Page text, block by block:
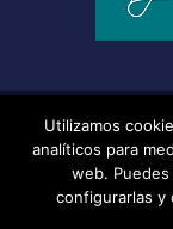
© Centro
Universidad Pablo
privacidad, uso
Utilizamos
analíticos para
web.
configurarlas y